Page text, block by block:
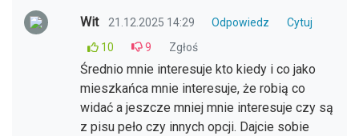
Wit 21.12.2025 14:29 Odpowiedz
Cytuj
10
9 Zgłoś
Średnio mnie interesuje kto kiedy i co jako
mieszkańca mnie interesuje, że robią co
widać a jeszcze mniej mnie interesuje czy są
z pisu peło czy innych opcji. Dajcie sobie